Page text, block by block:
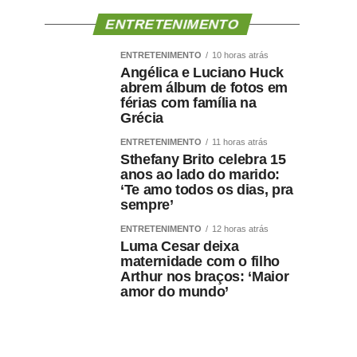
ENTRETENIMENTO
ENTRETENIMENTO 10 horas atrás
Angélica e Luciano Huck
abrem álbum de fotos em
férias com família na
Grécia
ENTRETENIMENTO 11 horas atrás
Sthefany Brito celebra 15
anos ao lado do marido:
‘Te amo todos os dias, pra
sempre’
ENTRETENIMENTO 12 horas atrás
Luma Cesar deixa
maternidade com o filho
Arthur nos braços: ‘Maior
amor do mundo’